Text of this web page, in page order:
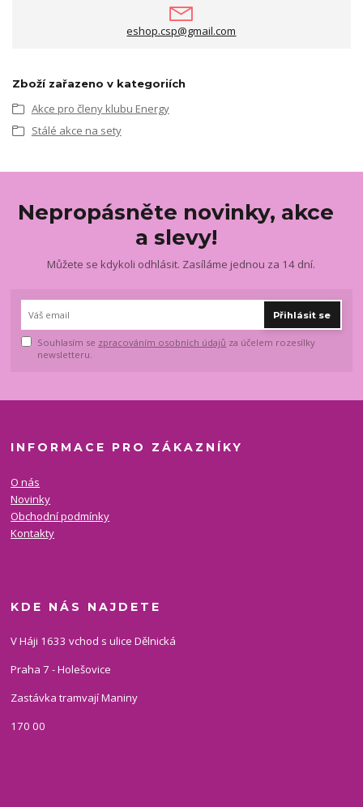
eshop.csp@gmail.com
Zboží zařazeno v kategoriích
Akce pro členy klubu Energy
Stálé akce na sety
Nepropásněte novinky, akce
a slevy!
Můžete se kdykoli odhlásit. Zasíláme jednou za 14 dní.
Přihlásit se
Souhlasím se zpracováním osobních údajů za účelem rozesílky
newsletteru.
INFORMACE PRO ZÁKAZNÍKY
O nás
Novinky
Obchodní podmínky
Kontakty
KDE NÁS NAJDETE
V Háji 1633 vchod s ulice Dělnická
Praha 7 - Holešovice
Zastávka tramvají Maniny
170 00